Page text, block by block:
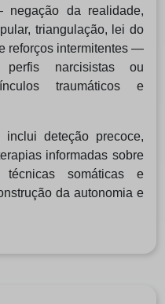
da realidade,
triangulação, lei do
reforços intermitentes —
perfis narcisistas ou
traumáticos e
inclui deteção precoce,
informadas sobre
somáticas e
da autonomia e